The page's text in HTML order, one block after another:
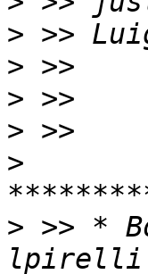
>
>
>
>
>
> >> *